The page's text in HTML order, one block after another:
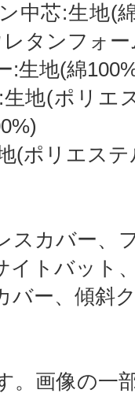
中芯:生地(
タンフォ
:生地(綿
地(ポリエ
(ポリエス
スカバー、
イトバット
バー、傾斜
。画像の一